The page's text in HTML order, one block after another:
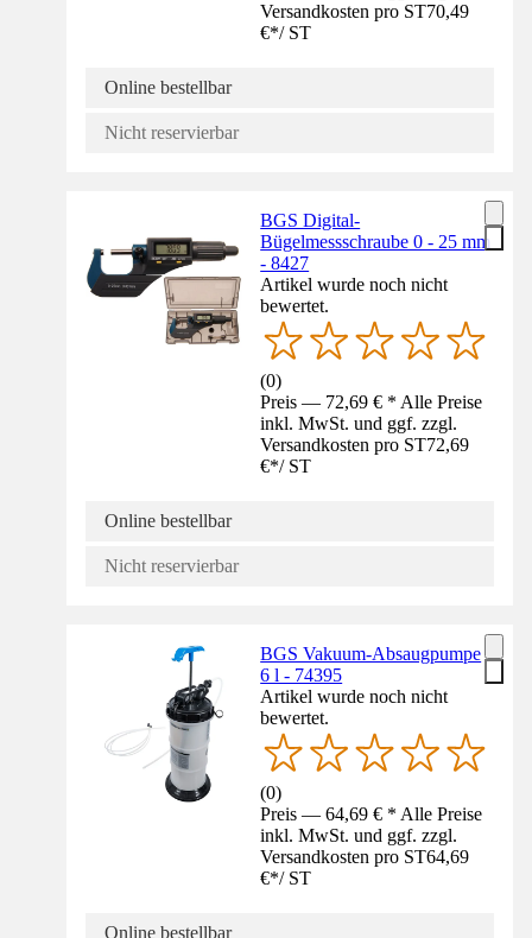
Versandkosten pro ST70,49
€*/ ST
Online bestellbar
Nicht reservierbar
BGS Digital-
Bügelmessschraube 0 - 25 mm
- 8427
Artikel wurde noch nicht
bewertet.
(0)
Preis — 72,69 € * Alle Preise
inkl. MwSt. und ggf. zzgl.
Versandkosten pro ST72,69
€*/ ST
Online bestellbar
Nicht reservierbar
BGS Vakuum-Absaugpumpe
6 l - 74395
Artikel wurde noch nicht
bewertet.
(0)
Preis — 64,69 € * Alle Preise
inkl. MwSt. und ggf. zzgl.
Versandkosten pro ST64,69
€*/ ST
Online bestellbar